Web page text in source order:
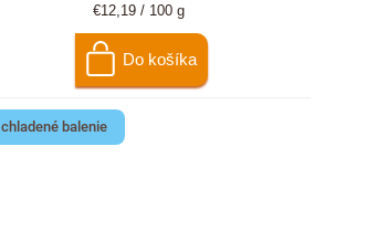
Jednotková
€12,19 / 100 g
Do košíka
chladené balenie